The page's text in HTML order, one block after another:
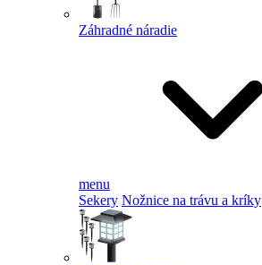
Záhradné náradie
menu
Sekery Nožnice na trávu a kríky